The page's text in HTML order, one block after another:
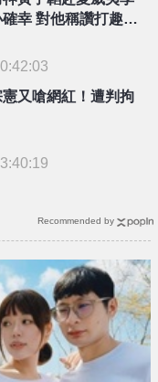
幸 對他稱讚打趣要
又嗆網紅！遭判拘
Recommended by